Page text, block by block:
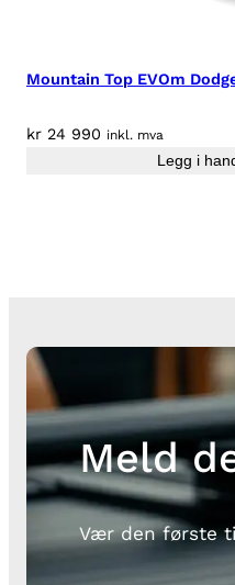
Mountain Top EVOm
kr 24 990 inkl. mva
Legg i
Meld
Vær den første